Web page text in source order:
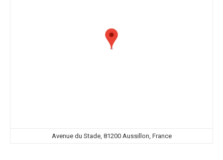
Avenue du Stade, 81200 Aussillon, France